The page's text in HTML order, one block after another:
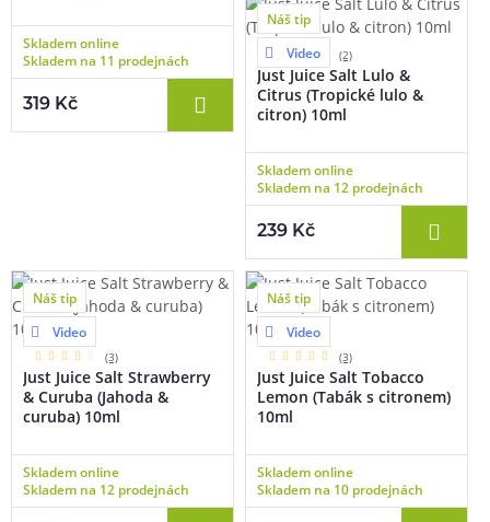
Skladem online
Skladem na 11 prodejnách
319 Kč
Náš tip
Video
(2)
Just Juice Salt Lulo &
Citrus (Tropické lulo &
citron) 10ml
Skladem online
Skladem na 12 prodejnách
239 Kč
Náš tip
Video
(3)
Just Juice Salt Strawberry
& Curuba (Jahoda &
curuba) 10ml
Skladem online
Skladem na 12 prodejnách
Náš tip
Video
(3)
Just Juice Salt Tobacco
Lemon (Tabák s citronem)
10ml
Skladem online
Skladem na 10 prodejnách